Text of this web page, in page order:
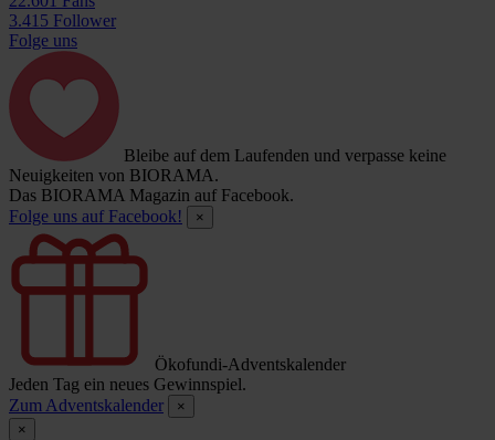
3.415 Follower
Folge uns
Bleibe auf dem Laufenden und verpasse keine
Neuigkeiten von BIORAMA.
Das BIORAMA Magazin auf Facebook.
Folge uns auf Facebook!
×
Ökofundi-Adventskalender
Jeden Tag ein neues Gewinnspiel.
Zum Adventskalender
×
×